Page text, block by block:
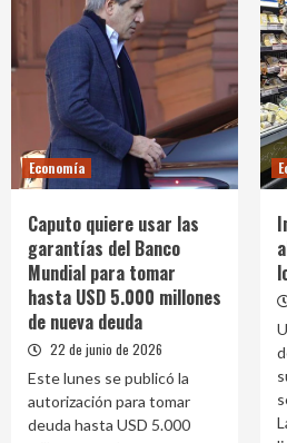
Economía
Caputo quiere usar las
garantías del Banco
Mundial para tomar
hasta USD 5.000 millones
de nueva deuda
22 de junio de 2026
Este lunes se publicó la
autorización para tomar
deuda hasta USD 5.000